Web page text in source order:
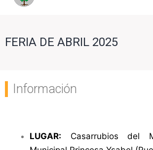
FERIA DE ABRIL 2025
Información
LUGAR: Casarrubios del